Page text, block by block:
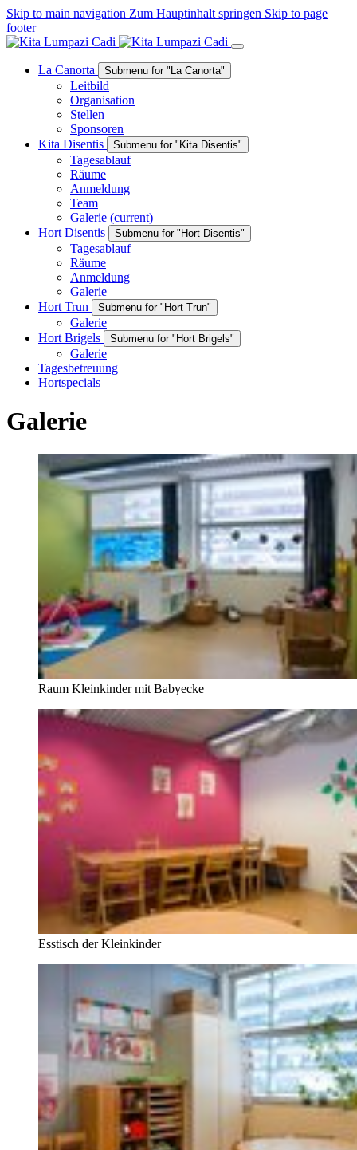
Skip to main navigation Zum Hauptinhalt springen Skip to page
footer
La Canorta Submenu for "La Canorta"
Leitbild
Organisation
Stellen
Sponsoren
Kita Disentis
Submenu for "Kita Disentis"
Tagesablauf
Räume
Anmeldung
Team
Galerie (current)
Hort Disentis
Submenu for "Hort Disentis"
Tagesablauf
Räume
Anmeldung
Galerie
Hort Trun
Submenu for "Hort Trun"
Galerie
Hort Brigels
Submenu for "Hort Brigels"
Galerie
Tagesbetreuung
Hortspecials
Galerie
Raum Kleinkinder mit Babyecke
Esstisch der Kleinkinder